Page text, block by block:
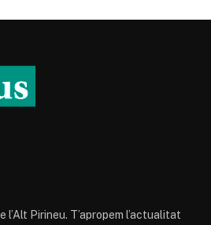
l’Alt Pirineu. T’apropem l’actualitat